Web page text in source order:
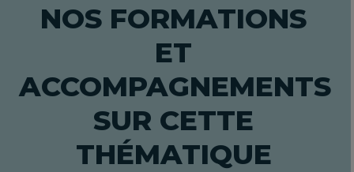
NOS FORMATIONS
ET
ACCOMPAGNEMENTS
SUR CETTE
THÉMATIQUE